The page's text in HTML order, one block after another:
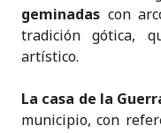
geminadas con
tradición gótica,
artístico.
La casa de la
municipio, con